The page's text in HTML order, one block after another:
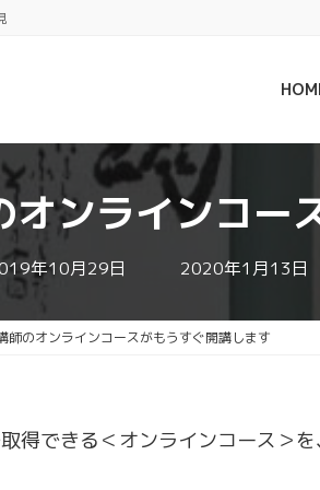
オンラインコー
年10月29日 最
終
日
時
2020年1月13日
師のオンラインコースがもうすぐ開講します
得できる＜オンラインコース＞